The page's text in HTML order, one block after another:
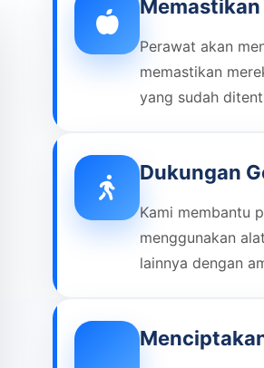
Perawat akan
memastikan
yang sudah
Dukungan
Kami membantu
menggunakan
lainnya dengan